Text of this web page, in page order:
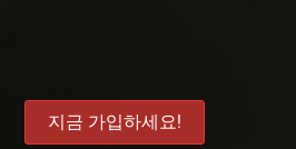
지금 가입하세요!